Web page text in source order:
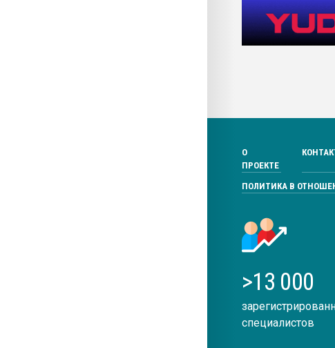
О
ПРОЕКТЕ
ПОЛИТИКА В
>13 000
специалистов